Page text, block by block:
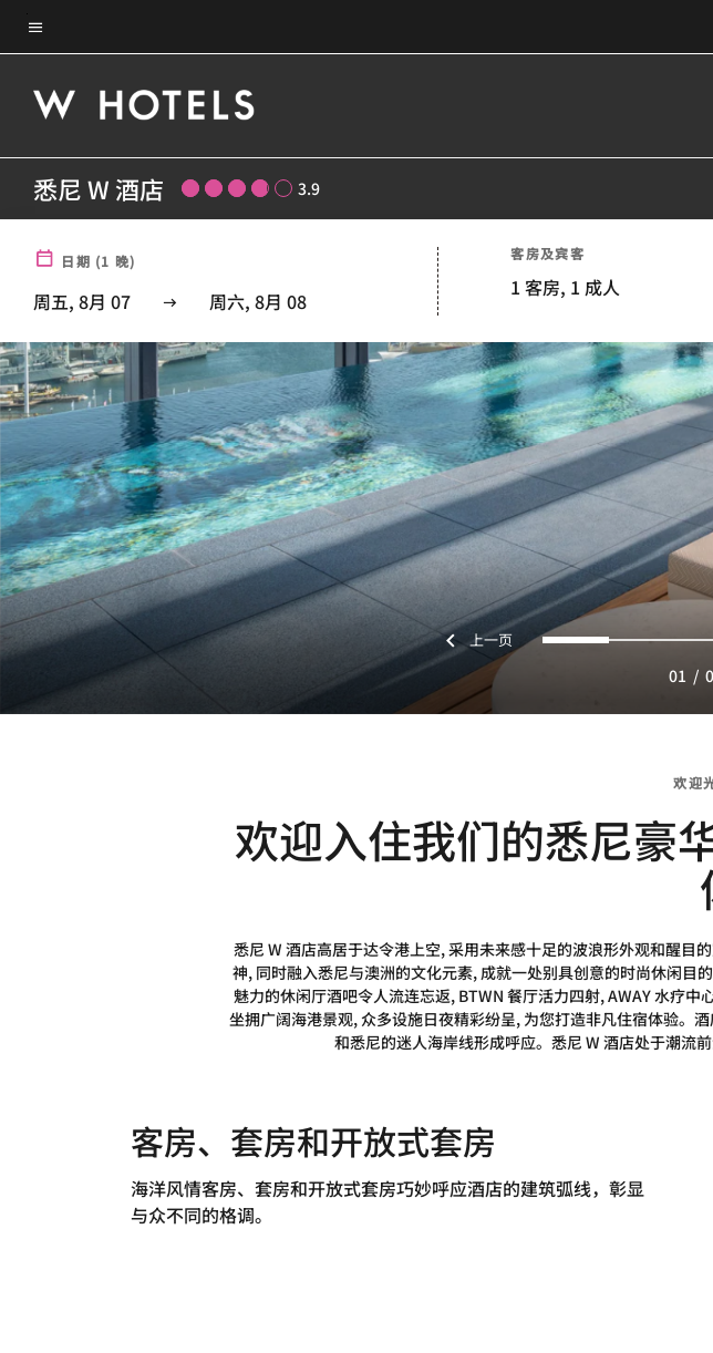
Skip
to
content
菜单文本
悉尼 W 酒店 3.9
日期 (1 晚)
周五, 8月 07 周六, 8月 08
客房及宾客
1 客房, 1 成人
上一页 0 1
01 /
欢迎
欢迎入住我们的悉尼豪
悉尼 W 酒店高居于达令港上空, 采用未来感十足的波浪形外观和醒目
神, 同时融入悉尼与澳洲的文化元素, 成就一处别具创意的时尚休闲目
魅力的休闲厅酒吧令人流连忘返, BTWN 餐厅活力四射, AWAY 水疗
坐拥广阔海港景观, 众多设施日夜精彩纷呈, 为您打造非凡住宿体验。
和悉尼的迷人海岸线形成呼应。悉尼 W 酒店处于潮流
客房、套房和开放式套房
海洋风情客房、套房和开放式套房巧妙呼应酒店的建筑弧线，彰显
与众不同的格调。